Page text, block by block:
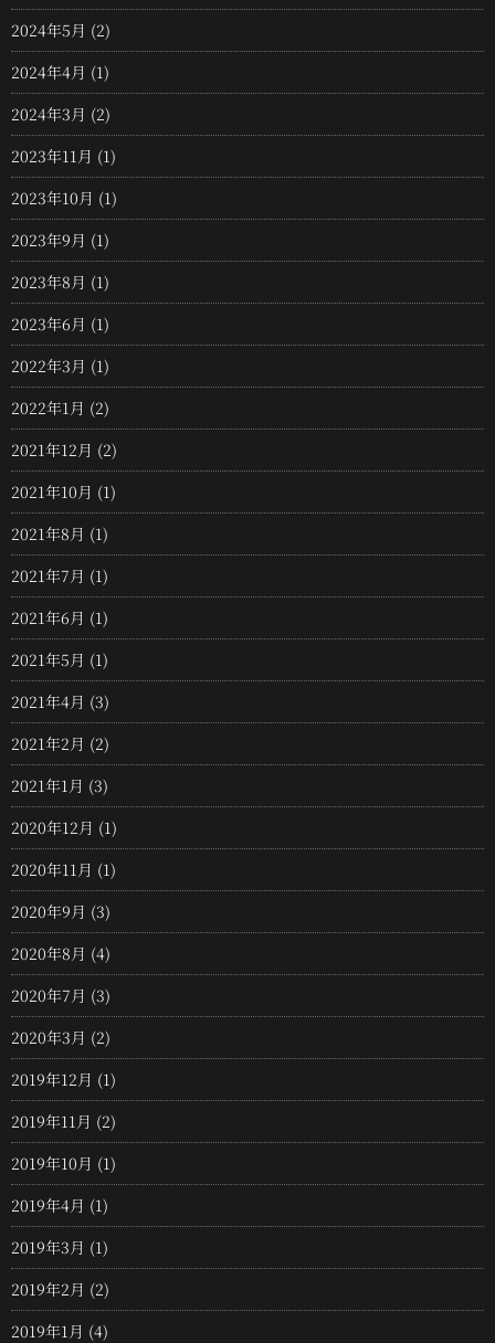
2024年5月 (2)
2024年4月 (1)
2024年3月 (2)
2023年11月 (1)
2023年10月 (1)
2023年9月 (1)
2023年8月 (1)
2023年6月 (1)
2022年3月 (1)
2022年1月 (2)
2021年12月 (2)
2021年10月 (1)
2021年8月 (1)
2021年7月 (1)
2021年6月 (1)
2021年5月 (1)
2021年4月 (3)
2021年2月 (2)
2021年1月 (3)
2020年12月 (1)
2020年11月 (1)
2020年9月 (3)
2020年8月 (4)
2020年7月 (3)
2020年3月 (2)
2019年12月 (1)
2019年11月 (2)
2019年10月 (1)
2019年4月 (1)
2019年3月 (1)
2019年2月 (2)
2019年1月 (4)